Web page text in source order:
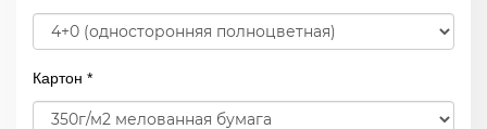
Картон *